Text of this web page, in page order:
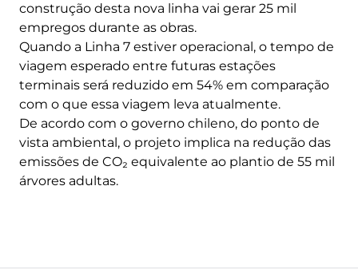
construção desta nova linha vai gerar 25 mil
empregos durante as obras.
Quando a Linha 7 estiver operacional, o tempo de
viagem esperado entre futuras estações
terminais será reduzido em 54% em comparação
com o que essa viagem leva atualmente.
De acordo com o governo chileno, do ponto de
vista ambiental, o projeto implica na redução das
emissões de CO₂ equivalente ao plantio de 55 mil
árvores adultas.